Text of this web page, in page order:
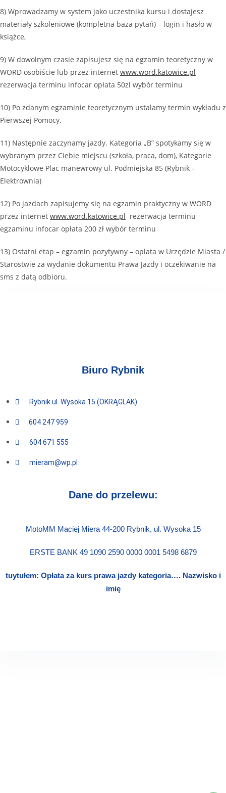
8) Wprowadzamy w system jako uczestnika kursu i dostajesz
materiały szkoleniowe (kompletna baza pytań) – login i hasło w
książce,
9) W dowolnym czasie zapisujesz się na egzamin teoretyczny w
WORD osobiście lub przez internet www.word.katowice.pl
rezerwacja terminu infocar opłata 50zl wybór terminu
10) Po zdanym egzaminie teoretycznym ustalamy termin wykładu z
Pierwszej Pomocy.
11) Następnie zaczynamy jazdy. Kategoria „B” spotykamy się w
wybranym przez Ciebie miejscu (szkoła, praca, dom), Kategorie
Motocyklowe Plac manewrowy ul. Podmiejska 85 (Rybnik -
Elektrownia)
12) Po jazdach zapisujemy się na egzamin praktyczny w WORD
przez internet www.word.katowice.pl rezerwacja terminu
egzaminu infocar opłata 200 zł wybór terminu
13) Ostatni etap – egzamin pozytywny – oplata w Urzędzie Miasta /
Starostwie za wydanie dokumentu Prawa Jazdy i oczekiwanie na
sms z datą odbioru.
Biuro Rybnik
Rybnik ul. Wysoka 15 (OKRĄGLAK)
604 247 959
604 671 555
mieram@wp.pl
Dane do przelewu:
MotoMM Maciej Miera 44-200 Rybnik, ul. Wysoka 15
ERSTE BANK 49 1090 2590 0000 0001 5498 6879
tuytułem: Opłata za kurs prawa jazdy kategoria…. Nazwisko i
imię